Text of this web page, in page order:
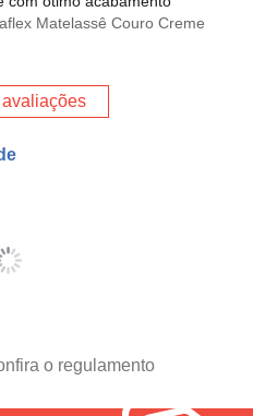
Matelassê Couro Creme